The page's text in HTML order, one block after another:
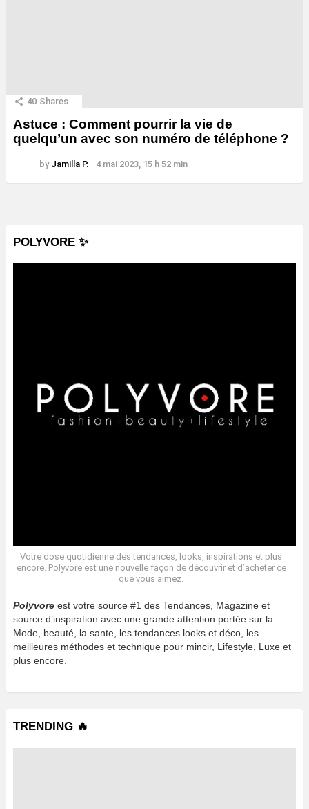
40 Shares
Astuce : Comment pourrir la vie de
quelqu’un avec son numéro de téléphone ?
by Jamilla P. 4 mai 2023, 15 h 52 min
POLYVORE ✨
Votre dose quotidienne des tendances, looks, inspirations et plus
encore. Polyvore est une nouvelle façon de découvrir et d’acheter ce
que vous aimez.
Polyvore est votre source #1 des Tendances, Magazine et
source d’inspiration avec une grande attention portée sur la
Mode, beauté, la sante, les tendances looks et déco, les
meilleures méthodes et technique pour mincir, Lifestyle, Luxe et
plus encore.
TRENDING 🔥